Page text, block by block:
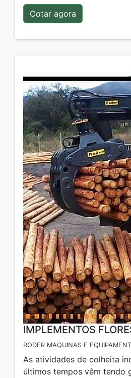
Cotar agora
IMPLEMENTOS
RODER MAQUINAS E
As atividades de colheita
últimos tempos vêm tendo